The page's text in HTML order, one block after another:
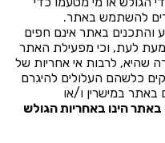
להשתמש באתר.
והתכנים באתר אינם חפים
מעת לעת, וכי מפעילת האתר
שהיא, לרבות אי אחריות של
כלשהם העלולים להיגרם
במישרין ו/או
הינו באחריות הגולש